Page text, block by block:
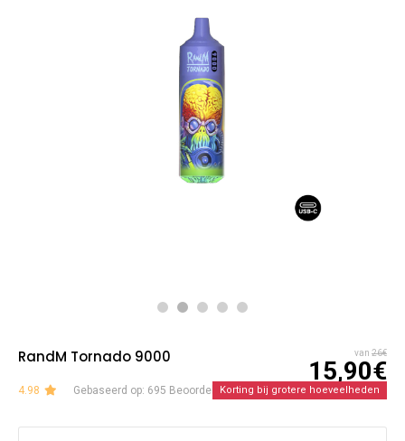
RandM Tornado 9000 van 26€
15,90€
4.98 Gebaseerd op: 695 BeoordelingenKorting bij grotere hoeveelheden